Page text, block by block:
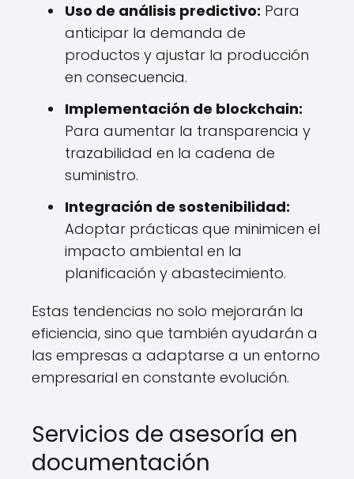
Uso de análisis predictivo: Para
anticipar la demanda de
productos y ajustar la producción
en consecuencia.
Implementación de blockchain:
Para aumentar la transparencia y
trazabilidad en la cadena de
suministro.
Integración de sostenibilidad:
Adoptar prácticas que minimicen el
impacto ambiental en la
planificación y abastecimiento.
Estas tendencias no solo mejorarán la
eficiencia, sino que también ayudarán a
las empresas a adaptarse a un entorno
empresarial en constante evolución.
Servicios de asesoría en
documentación